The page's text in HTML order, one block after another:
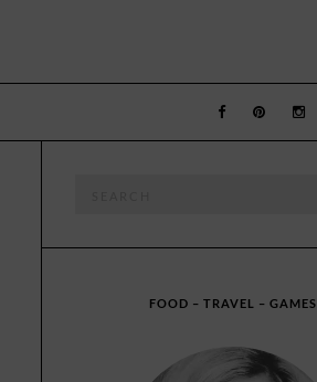
FOOD – TRAVEL – GAMES